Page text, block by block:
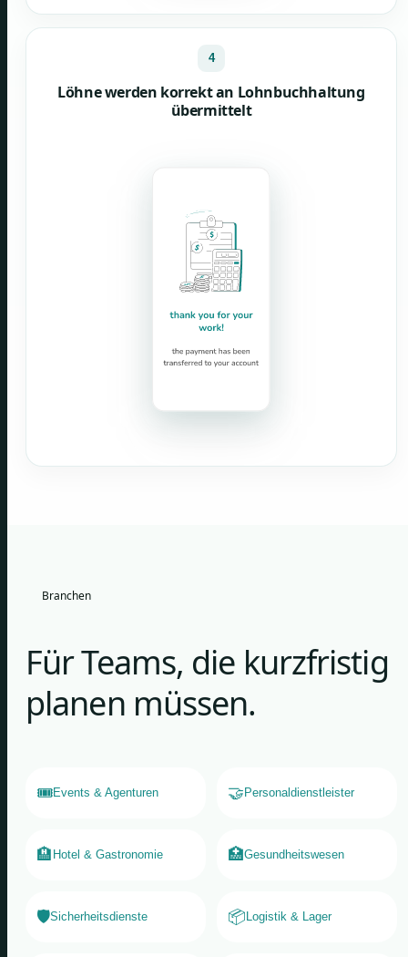
4
Löhne werden korrekt an Lohnbuchhaltung
übermittelt
Branchen
Für Teams, die kurzfristig
planen müssen.
🎟️Events & Agenturen 🤝 Personaldienstleister
🏨 Hotel & Gastronomie 🏥Gesundheitswesen
🛡️Sicherheitsdienste 📦 Logistik & Lager